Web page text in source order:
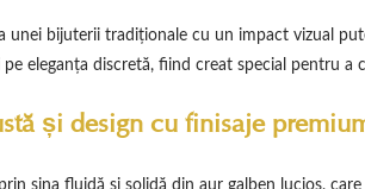
Inele cu pietre
unei bijuterii tradiționale cu un impact vizual
eleganța discretă, fiind creat special pentru a
și design cu finisaje
șina fluidă și solidă din aur galben lucios,